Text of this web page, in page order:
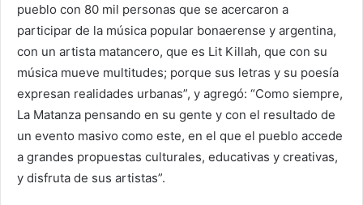
pueblo con 80 mil personas que se acercaron a
participar de la música popular bonaerense y argentina,
con un artista matancero, que es Lit Killah, que con su
música mueve multitudes; porque sus letras y su poesía
expresan realidades urbanas”, y agregó: “Como siempre,
La Matanza pensando en su gente y con el resultado de
un evento masivo como este, en el que el pueblo accede
a grandes propuestas culturales, educativas y creativas,
y disfruta de sus artistas”.